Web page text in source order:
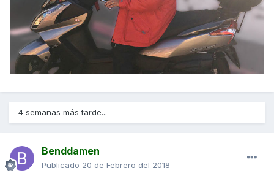
4 semanas más tarde...
Benddamen
Publicado 20 de Febrero del 2018